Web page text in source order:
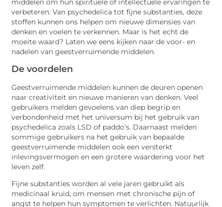
middelen om hun spirituele of intellectuele ervaringen te
verbeteren. Van psychedelica tot fijne substanties, deze
stoffen kunnen ons helpen om nieuwe dimensies van
denken en voelen te verkennen. Maar is het echt de
moeite waard? Laten we eens kijken naar de voor- en
nadelen van geestverruimende middelen.
De voordelen
Geestverruimende middelen kunnen de deuren openen
naar creativiteit en nieuwe manieren van denken. Veel
gebruikers melden gevoelens van diep begrip en
verbondenheid met het universum bij het gebruik van
psychedelica zoals LSD of paddo’s. Daarnaast melden
sommige gebruikers na het gebruik van bepaalde
geestverruimende middelen ook een versterkt
inlevingsvermogen en een grotere waardering voor het
leven zelf.
Fijne substanties worden al vele jaren gebruikt als
medicinaal kruid, om mensen met chronische pijn of
angst te helpen hun symptomen te verlichten. Natuurlijk